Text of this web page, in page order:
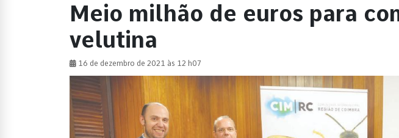
Meio milhão de euros para
velutina
16 de dezembro de 2021 às 12 h07